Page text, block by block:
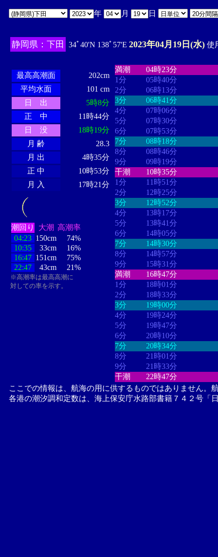
年 月 日
静岡県：下田 34ﾟ40'N 138ﾟ57'E 2023年04月19日(水) 使
最高高潮面
202cm
平均水面
101 cm
日 出
5時8分
正 中
11時44分
日 没
18時19分
月 齢
28.3
月 出
4時35分
正 中
10時53分
月 入
17時21分
潮回り 大潮 高潮率
04:23 150cm
74%
10:35
33cm
16%
16:47 151cm
75%
22:47
43cm 21%
※高潮率は最高高潮に
対しての率を示す。
満潮
04時23分
1分
05時40分
2分
06時13分
3分
06時41分
4分
07時06分
5分
07時30分
6分
07時53分
7分
08時18分
8分
08時46分
9分
09時19分
干潮
10時35分
1分
11時51分
2分
12時25分
3分
12時52分
4分
13時17分
5分
13時41分
6分
14時05分
7分
14時30分
8分
14時57分
9分
15時31分
満潮
16時47分
1分
18時01分
2分
18時33分
3分
19時00分
4分
19時24分
5分
19時47分
6分
20時10分
7分
20時34分
8分
21時01分
9分
21時33分
干潮
22時47分
ここでの情報は、航海の用に供するものではありません。
各港の潮汐調和定数は、海上保安庁水路部書籍７４２号「